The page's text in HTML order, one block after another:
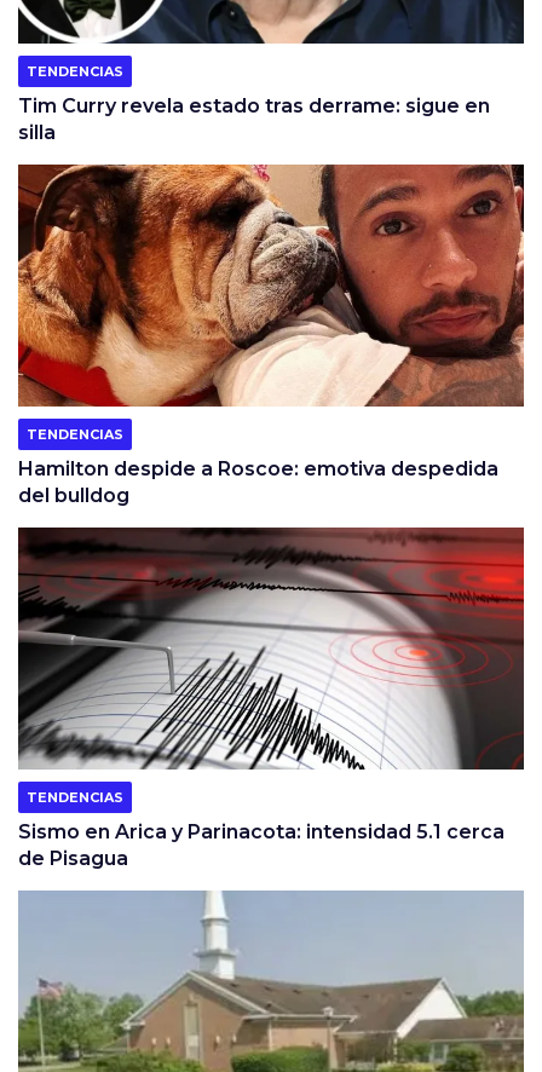
TENDENCIAS
Tim Curry revela estado tras derrame: sigue en
silla
TENDENCIAS
Hamilton despide a Roscoe: emotiva despedida
del bulldog
TENDENCIAS
Sismo en Arica y Parinacota: intensidad 5.1 cerca
de Pisagua